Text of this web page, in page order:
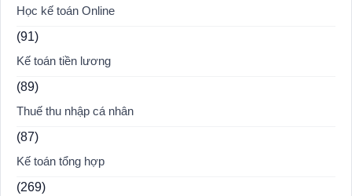
Học kế toán Online
(91)
Kế toán tiền lương
(89)
Thuế thu nhập cá nhân
(87)
Kế toán tổng hợp
(269)